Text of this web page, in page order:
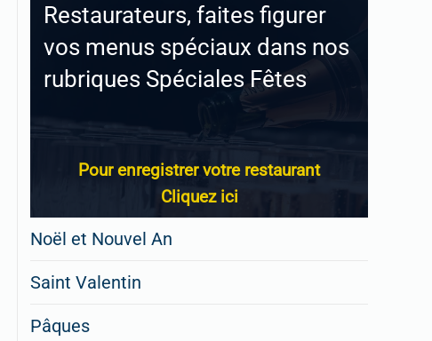
Restaurateurs, faites figurer
vos menus spéciaux dans nos
rubriques Spéciales Fêtes
Pour enregistrer votre restaurant
Cliquez ici
Noël et Nouvel An
Saint Valentin
Pâques